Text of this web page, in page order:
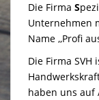
t
e
t
Die Firma S
Unternehmen
Name ,,Profi
Die Firma SVH
haben uns auf